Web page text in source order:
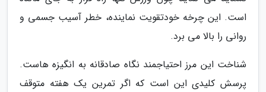
است. این چرخه خودتقویت نماینده، خطر آسیب جسمی و
روانی را بالا می برد.
شناخت این مرز احتیاجمند نگاه صادقانه به انگیزه هاست.
پرسش کلیدی این است که اگر تمرین یک هفته متوقف